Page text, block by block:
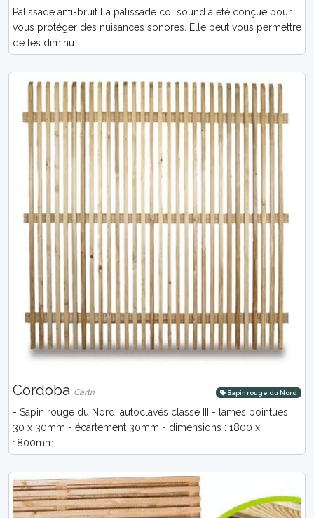
Palissade anti-bruit La palissade collsound a été conçue pour
vous protéger des nuisances sonores. Elle peut vous permettre
de les diminu...
Cordoba Cartri Sapin rouge du Nord
- Sapin rouge du Nord, autoclavés classe III - lames pointues
30 x 30mm - écartement 30mm - dimensions : 1800 x
1800mm